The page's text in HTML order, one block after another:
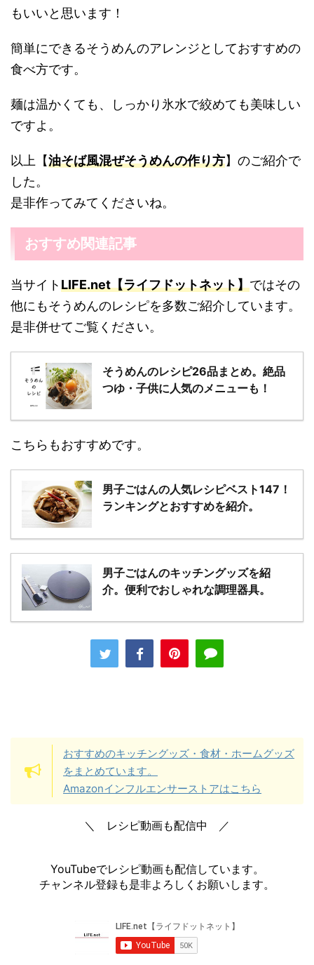
もいいと思います！
簡単にできるそうめんのアレンジとしておすすめの
食べ方です。
麺は温かくても、しっかり氷水で絞めても美味しい
ですよ。
以上【油そば風混ぜそうめんの作り方】のご紹介で
した。
是非作ってみてくださいね。
おすすめ関連記事
当サイトLIFE.net【ライフドットネット】ではその
他にもそうめんのレシピを多数ご紹介しています。
是非併せてご覧ください。
そうめんのレシピ26品まとめ。絶品
つゆ・子供に人気のメニューも！
こちらもおすすめです。
男子ごはんの人気レシピベスト147！
ランキングとおすすめを紹介。
男子ごはんのキッチングッズを紹
介。便利でおしゃれな調理器具。
おすすめのキッチングッズ・食材・ホームグッズ
をまとめています。
Amazonインフルエンサーストアはこちら
＼ レシピ動画も配信中 ／
YouTubeでレシピ動画も配信しています。
チャンネル登録も是非よろしくお願いします。